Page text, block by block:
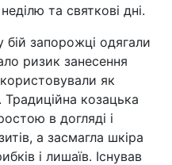
та святкові дні.
бій запорожці одягали
ризик занесення
як
Традиційна козацька
в догляді і
а засмагла шкіра
і лишаїв. Існував